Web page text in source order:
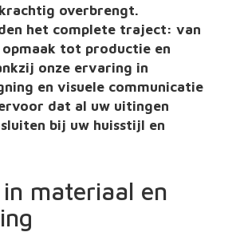
overbrengt.
het complete traject: van
tot productie en
onze ervaring in
en visuele communicatie
dat al uw uitingen
bij uw huisstijl en
materiaal en